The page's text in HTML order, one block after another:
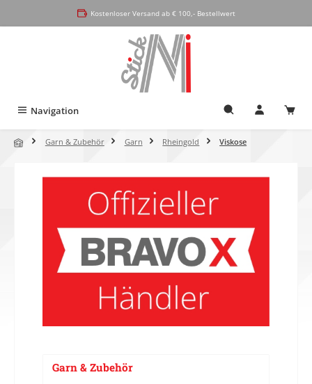
Kostenloser Versand ab € 100,- Bestellwert
Navigation
Garn & Zubehör Garn Rheingold Viskose
Garn & Zubehör